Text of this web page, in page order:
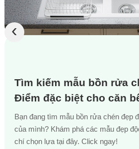
Tìm kiếm mẫu bồn rửa
Điểm đặc biệt cho căn
Bạn đang tìm mẫu bồn rửa chén đẹp
của mình? Khám phá các mẫu đẹp
chí chọn lựa tại đây. Click ngay!
‹